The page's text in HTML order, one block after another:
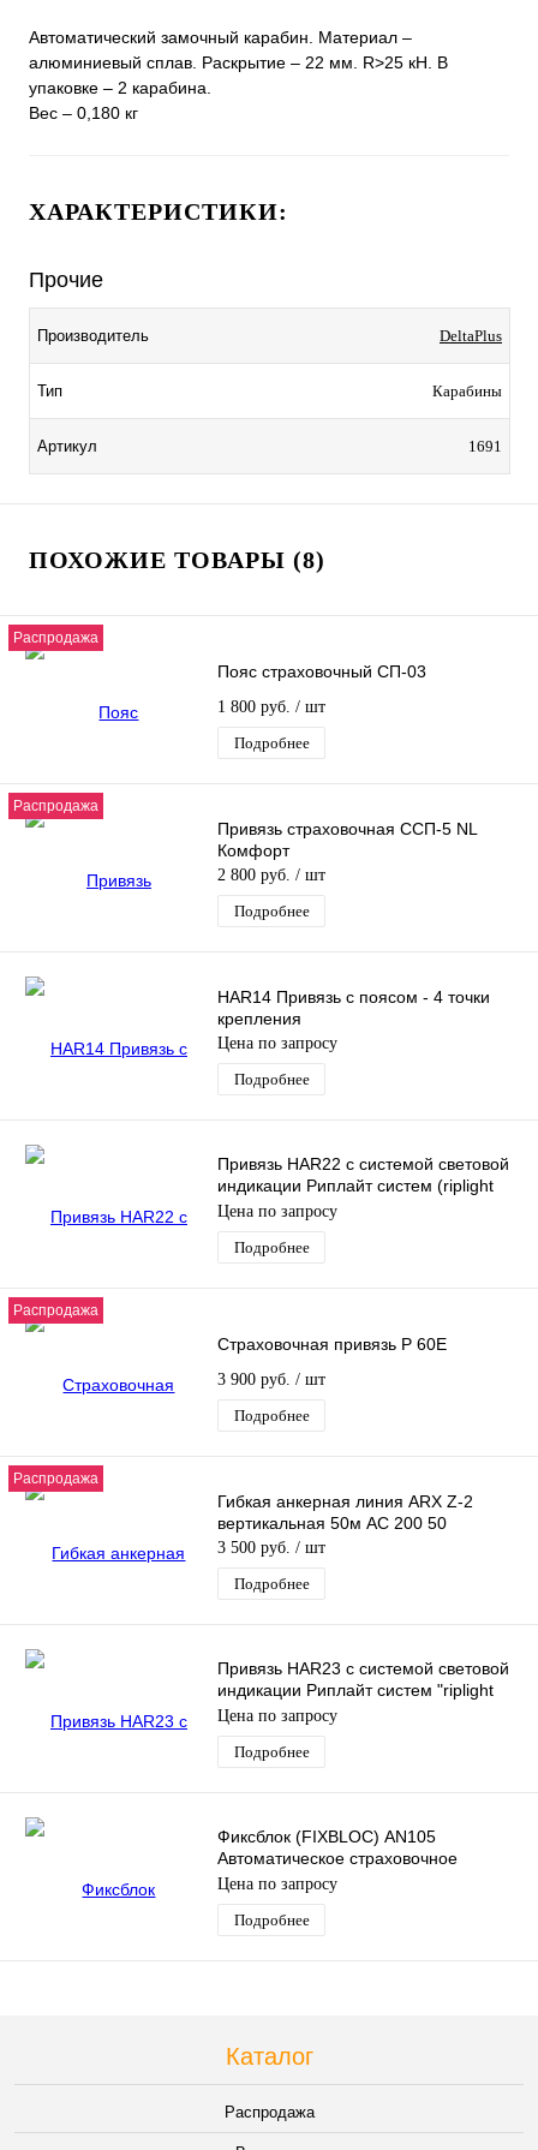
Автоматический замочный карабин. Материал –
алюминиевый сплав. Раскрытие – 22 мм. R>25 кН. В
упаковке – 2 карабина.
Вес – 0,180 кг
ХАРАКТЕРИСТИКИ:
Прочие
Производитель DeltaPlus
Тип Карабины
Артикул 1691
ПОХОЖИЕ ТОВАРЫ (8)
Распродажа
Пояс страховочный СП-03
1 800 руб. / шт
Подробнее
Распродажа
Привязь страховочная ССП-5 NL
Комфорт
2 800 руб. / шт
Подробнее
HAR14 Привязь с поясом - 4 точки
крепления
Цена по запросу
Подробнее
Привязь HAR22 с системой световой
индикации Риплайт систем (riplight
system II) - 2 точки крепления
Цена по запросу
Подробнее
Распродажа
Страховочная привязь P 60E
3 900 руб. / шт
Подробнее
Распродажа
Гибкая анкерная линия ARX Z-2
вертикальная 50м AC 200 50
3 500 руб. / шт
Подробнее
Привязь HAR23 с системой световой
индикации Риплайт систем "riplight
system III" - 3 точки крепления
Цена по запросу
Подробнее
Фиксблок (FIXBLOC) AN105
Автоматическое страховочное
устройство с амортизатором
Цена по запросу
Подробнее
Каталог
Распродажа